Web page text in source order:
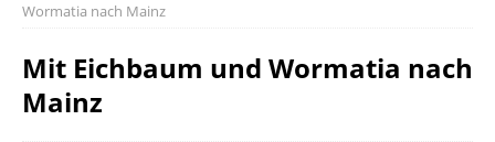
Wormatia nach Mainz
Mit Eichbaum und Wormatia nach
Mainz